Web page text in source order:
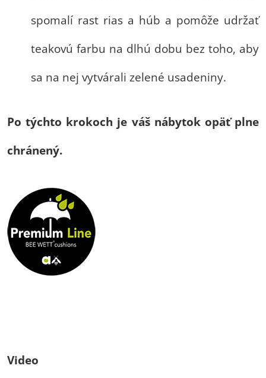
spomalí rast rias a húb a pomôže udržať
teakovú farbu na dlhú dobu bez toho, aby
sa na nej vytvárali zelené usadeniny.
Po týchto krokoch je váš nábytok opäť plne
chránený.
Video